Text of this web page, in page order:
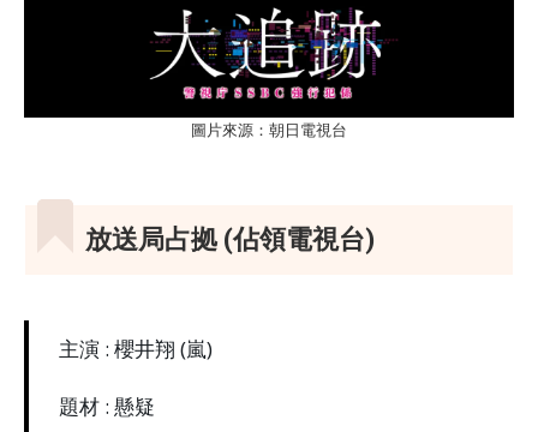
圖片來源：朝日電視台
放送局占拠 (佔領電視台)
主演 : 櫻井翔 (嵐)
題材 : 懸疑